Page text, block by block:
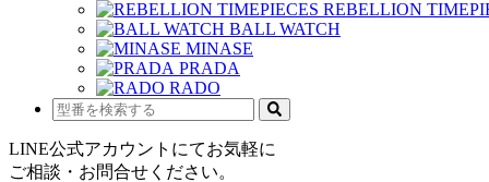
REBELLION
BALL WATCH
MINASE
PRADA
RADO
LINE公式アカウントにてお気軽に
ご相談・お問合せください。